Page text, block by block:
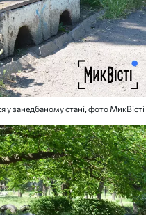
у занедбаному стані, фото МикВісті